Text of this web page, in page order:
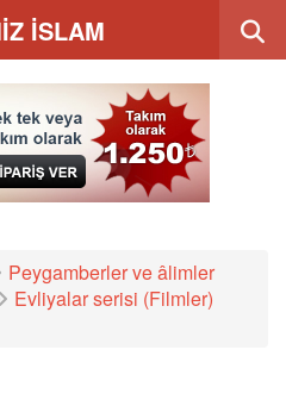
İSLAM
Peygamberler ve âlimler
Evliyalar serisi (Filmler)